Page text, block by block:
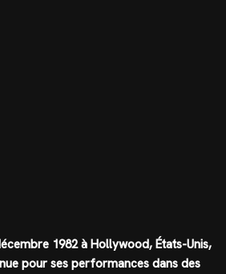
1982 à Hollywood, États-Unis,
pour ses performances dans des